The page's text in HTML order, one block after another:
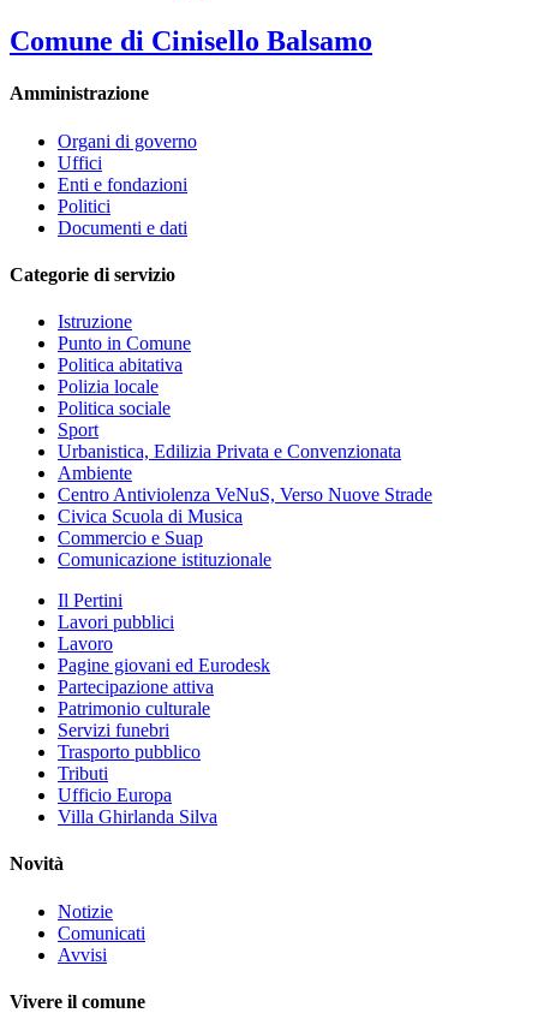
Comune di Cinisello Balsamo
Amministrazione
Organi di governo
Uffici
Enti e fondazioni
Politici
Documenti e dati
Categorie di servizio
Istruzione
Punto in Comune
Politica abitativa
Polizia locale
Politica sociale
Sport
Urbanistica, Edilizia Privata e Convenzionata
Ambiente
Centro Antiviolenza VeNuS, Verso Nuove Strade
Civica Scuola di Musica
Commercio e Suap
Comunicazione istituzionale
Il Pertini
Lavori pubblici
Lavoro
Pagine giovani ed Eurodesk
Partecipazione attiva
Patrimonio culturale
Servizi funebri
Trasporto pubblico
Tributi
Ufficio Europa
Villa Ghirlanda Silva
Novità
Notizie
Comunicati
Avvisi
Vivere il comune